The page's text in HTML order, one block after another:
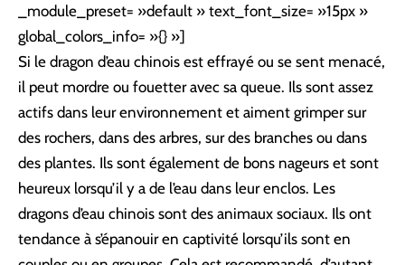
_module_preset= »default » text_font_size= »15px »
global_colors_info= »{} »]
Si le dragon d’eau chinois est effrayé ou se sent menacé,
il peut mordre ou fouetter avec sa queue. Ils sont assez
actifs dans leur environnement et aiment grimper sur
des rochers, dans des arbres, sur des branches ou dans
des plantes. Ils sont également de bons nageurs et sont
heureux lorsqu’il y a de l’eau dans leur enclos. Les
dragons d’eau chinois sont des animaux sociaux. Ils ont
tendance à s’épanouir en captivité lorsqu’ils sont en